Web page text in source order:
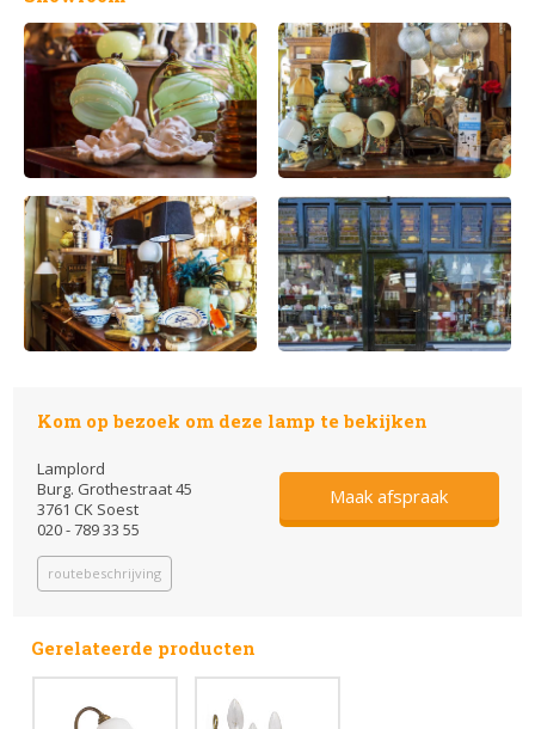
Kom op bezoek om deze lamp te bekijken
Lamplord
Burg. Grothestraat 45
3761 CK Soest
020 - 789 33 55
routebeschrijving
Maak afspraak
Gerelateerde producten